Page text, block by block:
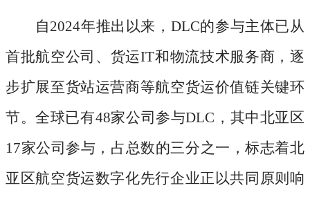
自2024年推出以来，DLC的参与主体已从
首批航空公司、货运IT和物流技术服务商，逐
步扩展至货站运营商等航空货运价值链关键环
节。全球已有48家公司参与DLC，其中北亚区
17家公司参与，占总数的三分之一，标志着北
亚区航空货运数字化先行企业正以共同原则响